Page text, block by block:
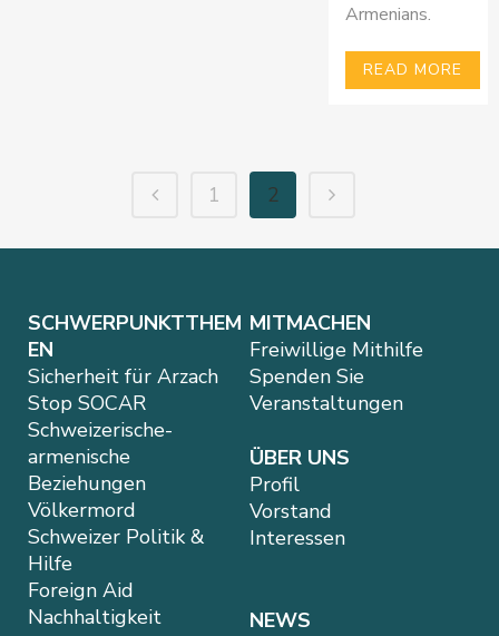
Armenians.
READ MORE
1 2
SCHWERPUNKTTHEM
EN
Sicherheit für Arzach
Stop SOCAR
Schweizerische-
armenische
Beziehungen
Völkermord
Schweizer Politik &
Hilfe
Foreign Aid
Nachhaltigkeit
MITMACHEN
Freiwillige Mithilfe
Spenden Sie
Veranstaltungen
ÜBER UNS
Profil
Vorstand
Interessen
NEWS